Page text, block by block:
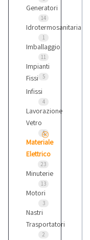
Generatori
14
Idrotermosanitaria
1
Imballaggio
11
Impianti
Fissi
5
Infissi
4
Lavorazione
Vetro
5
Materiale
Elettrico
23
Minuterie
13
Motori
3
Nastri
Trasportatori
2